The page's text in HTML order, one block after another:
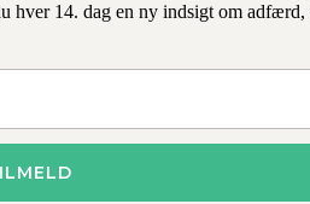
14. dag en ny indsigt om